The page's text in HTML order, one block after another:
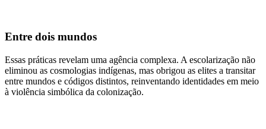
Entre dois mundos
Essas práticas revelam uma agência complexa. A escolarização não
eliminou as cosmologias indígenas, mas obrigou as elites a transitar
entre mundos e códigos distintos, reinventando identidades em meio
à violência simbólica da colonização.